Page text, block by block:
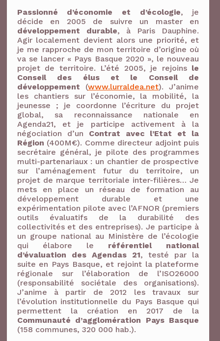
Passionné d’économie et d’écologie, je
décide en 2005 de suivre un master en
développement durable, à Paris Dauphine.
Agir localement devient alors une priorité, et
je me rapproche de mon territoire d’origine où
va se lancer « Pays Basque 2020 », le nouveau
projet de territoire. L’été 2005, je rejoins le
Conseil des élus et le Conseil de
développement (www.lurraldea.net). J’anime
les chantiers sur l’économie, la mobilité, la
jeunesse ; je coordonne l’écriture du projet
global, sa reconnaissance nationale en
Agenda21, et je participe activement à la
négociation d’un Contrat avec l’Etat et la
Région (400M€). Comme directeur adjoint puis
secrétaire général, je pilote des programmes
multi-partenariaux : un chantier de prospective
sur l’aménagement futur du territoire, un
projet de marque territoriale inter-filières… Je
mets en place un réseau de formation au
développement durable et une
expérimentation pilote avec l’AFNOR (premiers
outils évaluatifs de la durabilité des
collectivités et des entreprises). Je participe à
un groupe national au Ministère de l’écologie
qui élabore le référentiel national
d’évaluation des Agendas 21, testé par la
suite en Pays Basque, et rejoint la plateforme
régionale sur l’élaboration de l’ISO26000
(responsabilité sociétale des organisations).
J’anime à partir de 2012 les travaux sur
l’évolution institutionnelle du Pays Basque qui
permettent la création en 2017 de la
Communauté d’agglomération Pays Basque
(158 communes, 320 000 hab.).